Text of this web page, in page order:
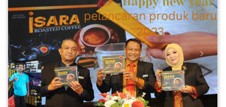
Previous Next
BABIES(0)
KESIHATAN(80)
PERNIAGAAN
RUNCIT(1)